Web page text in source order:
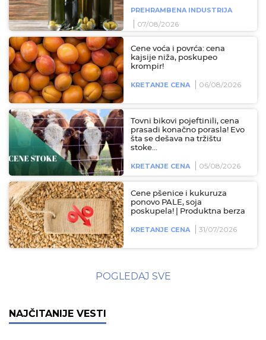
PREHRAMBENA INDUSTRIJA
07/08/2026
Cene voća i povrća: cena
kajsije niža, poskupeo
krompir!
KRETANJE CENA 06/08/2026
Tovni bikovi pojeftinili, cena
prasadi konačno porasla! Evo
šta se dešava na tržištu
stoke...
KRETANJE CENA 05/08/2026
Cene pšenice i kukuruza
ponovo PALE, soja
poskupela! | Produktna berza
KRETANJE CENA 31/07/2026
POGLEDAJ SVE
NAJČITANIJE VESTI